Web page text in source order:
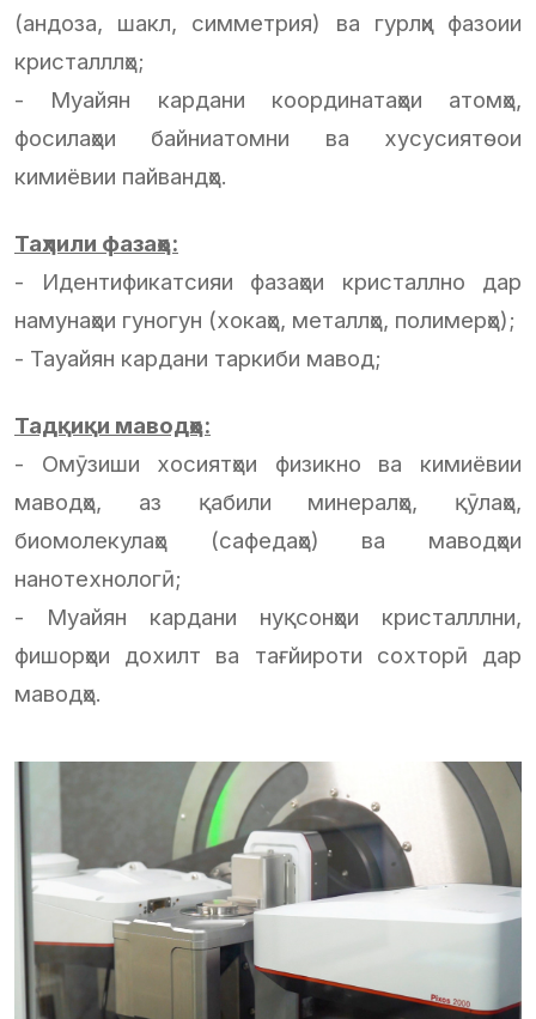
(андоза, шакл, симметрия) ва гурлҳи фазоии
кристалллҳо;
- Муайян кардани координатаҳои атомҳо,
фосилаҳои байниатомни ва хусусиятѳои
кимиёвии пайвандҳо.
Таҳлили фазаҳо:
- Идентификатсияи фазаҳои кристаллно дар
намунаҳои гуногун (хокаҳо, металлҳо, полимерҳо);
- Тауайян кардани таркиби мавод;
Тадқиқи маводҳо:
- Омӯзиши хосиятҳои физикно ва кимиёвии
маводҳо, аз қабили минералҳо, қӯлаҳо,
биомолекулаҳо (сафедаҳо) ва маводҳои
нанотехнологӣ;
- Муайян кардани нуқсонҳои кристалллни,
фишорҳои дохилт ва тағйироти сохторӣ дар
маводҳо.